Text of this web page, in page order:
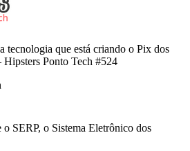
tecnologia que está criando o Pix dos
Ponto Tech #524
SERP, o Sistema Eletrônico dos